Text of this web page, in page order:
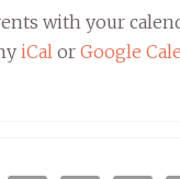
with your
iCal or Google